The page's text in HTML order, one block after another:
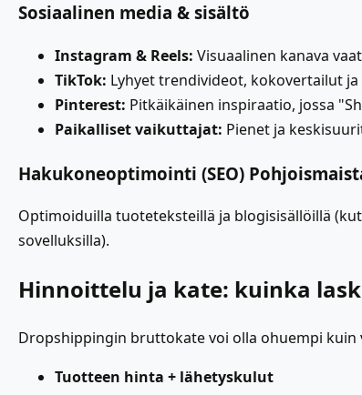
Sosiaalinen media & sisältö
Instagram & Reels: Visuaalinen kanava
TikTok: Lyhyet trendivideot, kokovertailut
Pinterest: Pitkäikäinen inspiraatio, jossa
Paikalliset vaikuttajat: Pienet ja
Hakukoneoptimointi (SEO)
Optimoiduilla tuoteteksteillä ja blogisisällöillä
sovelluksilla).
Hinnoittelu ja kate: kuinka
Dropshippingin bruttokate voi olla ohuempi
Tuotteen hinta + lähetyskulut